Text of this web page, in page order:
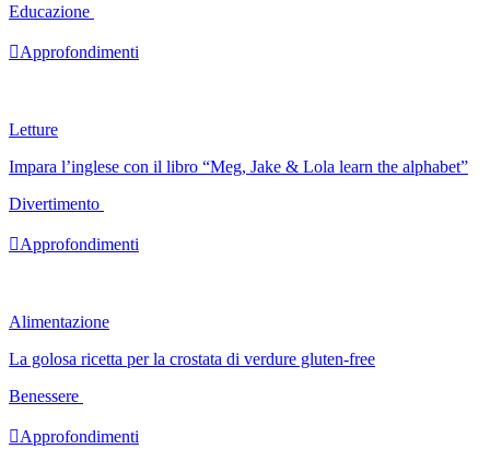
Educazione
Approfondimenti
Letture
Impara l’inglese con il libro “Meg, Jake & Lola learn the alphabet”
Divertimento
Approfondimenti
Alimentazione
La golosa ricetta per la crostata di verdure gluten-free
Benessere
Approfondimenti